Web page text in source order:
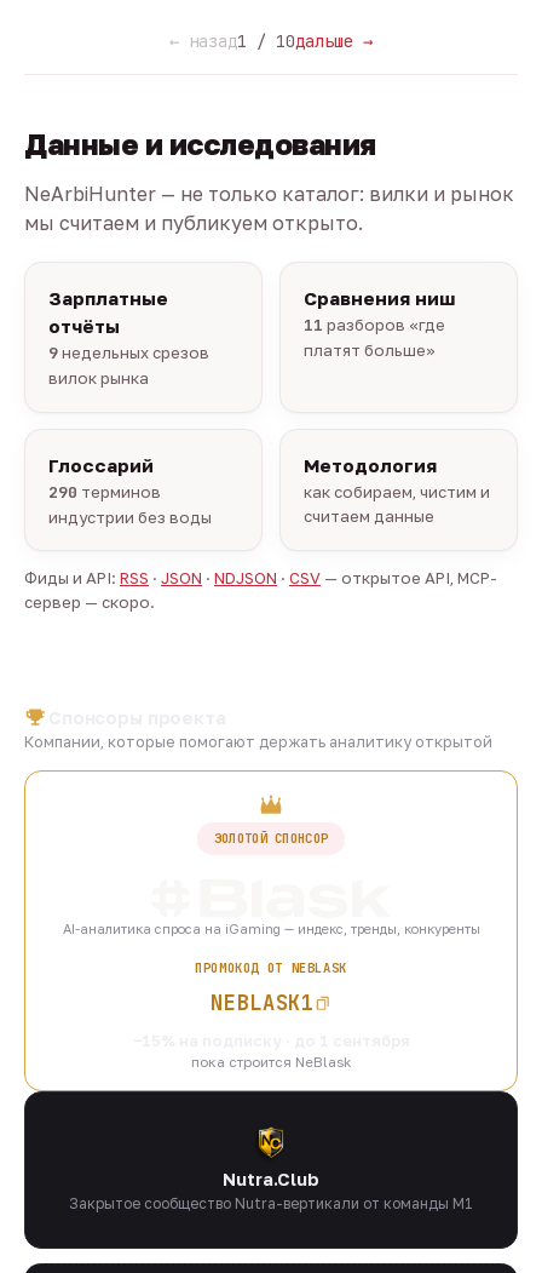
← назад1 / 10дальше →
Данные и исследования
NeArbiHunter — не только каталог: вилки и рынок
мы считаем и публикуем открыто.
Зарплатные
отчёты
9недельных срезов
вилок рынка
Сравнения ниш
11 разборов «где
платят больше»
Глоссарий
290 терминов
индустрии без воды
Методология
как собираем, чистим и
считаем данные
Фиды и API: RSS · JSON · NDJSON · CSV — открытое API, MCP-
сервер — скоро.
Компании, которые помогают держать аналитику открытой
ЗОЛОТОЙ СПОНСОР
AI-аналитика спроса на iGaming — индекс, тренды, конкуренты
ПРОМОКОД ОТ NEBLASK
NEBLASK1
пока строится NeBlask
Nutra.Club
Закрытое сообщество Nutra-вертикали от команды M1